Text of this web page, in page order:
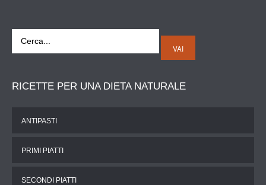
VAI
RICETTE PER UNA DIETA NATURALE
ANTIPASTI
PRIMI PIATTI
SECONDI PIATTI